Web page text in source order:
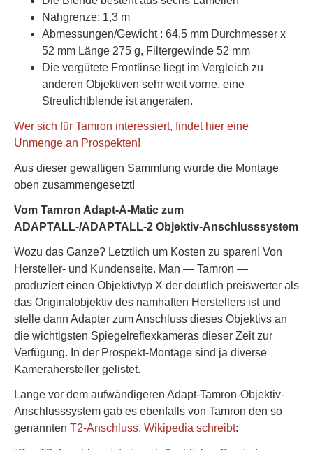
Nahgrenze: 1,3 m
Abmessungen/Gewicht : 64,5 mm Durchmesser x
52 mm Länge 275 g, Filtergewinde 52 mm
Die vergütete Frontlinse liegt im Vergleich zu
anderen Objektiven sehr weit vorne, eine
Streulichtblende ist angeraten.
Wer sich für Tamron interessiert, findet hier eine
Unmenge an Prospekten!
Aus dieser gewaltigen Sammlung wurde die Montage
oben zusammengesetzt!
Vom Tamron Adapt-A-Matic zum
ADAPTALL-/ADAPTALL-2 Objektiv-Anschlusssystem
Wozu das Ganze? Letztlich um Kosten zu sparen! Von
Hersteller- und Kundenseite. Man — Tamron —
produziert einen Objektivtyp X der deutlich preiswerter als
das Originalobjektiv des namhaften Herstellers ist und
stelle dann Adapter zum Anschluss dieses Objektivs an
die wichtigsten Spiegelreflexkameras dieser Zeit zur
Verfügung. In der Prospekt-Montage sind ja diverse
Kamerahersteller gelistet.
Lange vor dem aufwändigeren Adapt-Tamron-Objektiv-
Anschlusssystem gab es ebenfalls von Tamron den so
genannten T2-Anschluss. Wikipedia schreibt: